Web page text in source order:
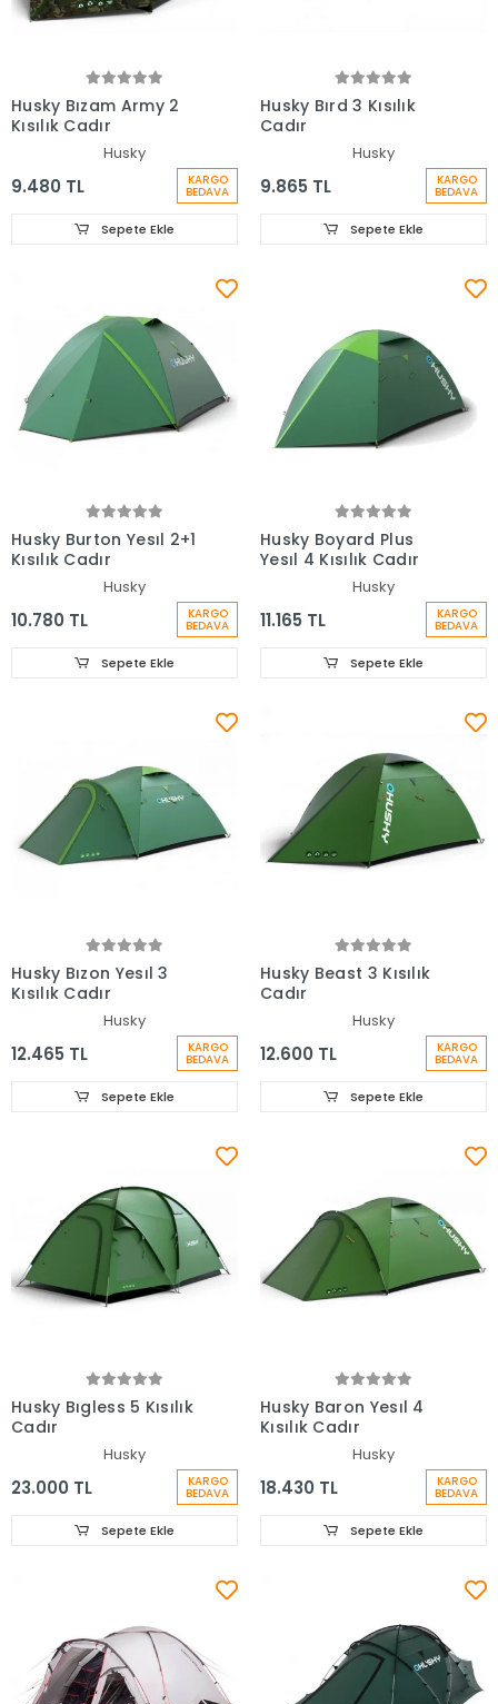
Husky Bızam Army 2
Kısılık Cadır
Husky
9.480 TL KARGO
BEDAVA
Sepete Ekle
Husky Bırd 3 Kısılık
Cadır
Husky
9.865 TL KARGO
BEDAVA
Sepete Ekle
Husky Burton Yesıl 2+1
Kısılık Cadır
Husky
10.780 TL KARGO
BEDAVA
Sepete Ekle
Husky Boyard Plus
Yesıl 4 Kısılık Cadır
Husky
11.165 TL KARGO
BEDAVA
Sepete Ekle
Husky Bızon Yesıl 3
Kısılık Cadır
Husky
12.465 TL KARGO
BEDAVA
Sepete Ekle
Husky Beast 3 Kısılık
Cadır
Husky
12.600 TL KARGO
BEDAVA
Sepete Ekle
Husky Bıgless 5 Kısılık
Cadır
Husky
23.000 TL KARGO
BEDAVA
Sepete Ekle
Husky Baron Yesıl 4
Kısılık Cadır
Husky
18.430 TL KARGO
BEDAVA
Sepete Ekle